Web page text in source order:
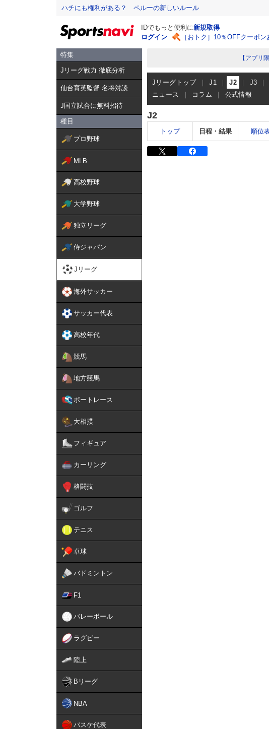
ハチにも権利がある？ ペルーの新しいルール
IDでもっと便利に新規取得
ログイン
［おトク］10％OFFクーポン
特集
Jリーグ戦力 徹底分析
仙台育英監督 名将対談
J国立試合に無料招待
種目
プロ野球
MLB
高校野球
大学野球
独立リーグ
侍ジャパン
Jリーグ
海外サッカー
サッカー代表
高校年代
競馬
地方競馬
ボートレース
大相撲
フィギュア
カーリング
格闘技
ゴルフ
テニス
卓球
バドミントン
F1
バレーボール
ラグビー
陸上
Bリーグ
NBA
バスケ代表
【アプリ
Jリーグトップ J1 J2 J3
ニュース
コラム 公式情報
J2
トップ 日程・結果 順位